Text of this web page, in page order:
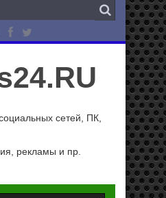
сетей, ПК,
рекламы и пр.